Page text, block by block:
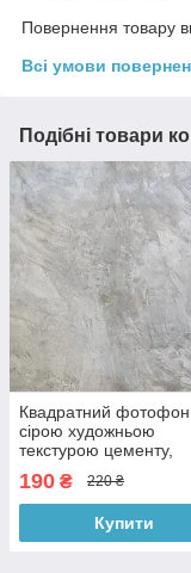
Повернення товару
Всі умови
Подібні товари
Квадратний фотофон
сірою художньою
текстурою цементу,
вініловий фон для
60x60 см , №550330
190 ₴ 220 ₴
Купити